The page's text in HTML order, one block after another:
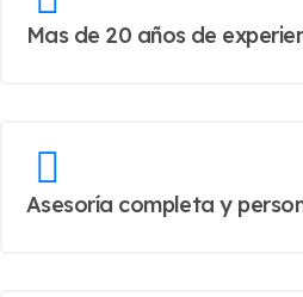
Mas de 20 años de
Asesoría completa y